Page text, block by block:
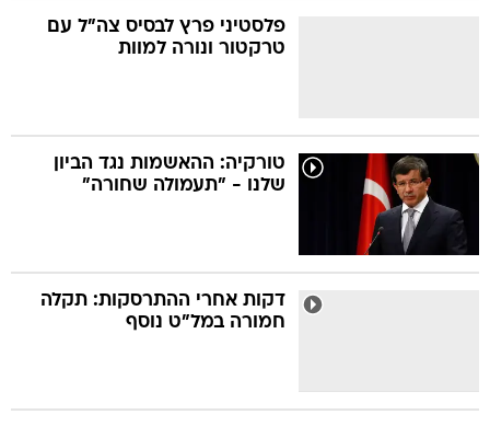
פלסטיני פרץ לבסיס צה"ל עם
טרקטור ונורה למוות
טורקיה: ההאשמות נגד הביון
שלנו - "תעמולה שחורה"
דקות אחרי ההתרסקות: תקלה
חמורה במל"ט נוסף